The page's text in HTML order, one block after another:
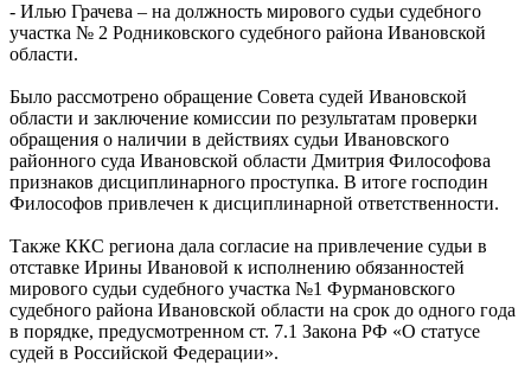
- Илью Грачева – на должность мирового судьи судебного
участка № 2 Родниковского судебного района Ивановской
области.
Было рассмотрено обращение Совета судей Ивановской
области и заключение комиссии по результатам проверки
обращения о наличии в действиях судьи Ивановского
районного суда Ивановской области Дмитрия Философова
признаков дисциплинарного проступка. В итоге господин
Философов привлечен к дисциплинарной ответственности.
Также ККС региона дала согласие на привлечение судьи в
отставке Ирины Ивановой к исполнению обязанностей
мирового судьи судебного участка №1 Фурмановского
судебного района Ивановской области на срок до одного года
в порядке, предусмотренном ст. 7.1 Закона РФ «О статусе
судей в Российской Федерации».